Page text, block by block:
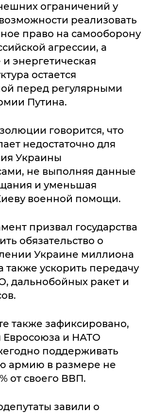
ограничений у
реализовать
право на самооборону
агрессии, а
энергетическая
остается
перед регулярными
Путина.
говорится, что
недостаточно для
Украины
не выполняя данные
и уменьшая
военной помощи.
призвал государства
обязательство о
Украине миллиона
также ускорить передачу
дальнобойных ракет и
также зафиксировано,
Евросоюза и НАТО
поддерживать
армию в размере не
от своего ВВП.
завили о